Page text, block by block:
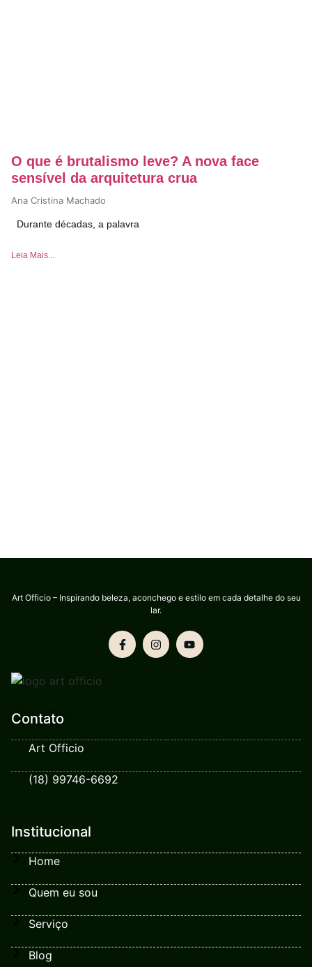
O que é brutalismo leve? A nova face
sensível da arquitetura crua
Ana Cristina Machado
Durante décadas, a palavra
Leia Mais...
Art Officio – Inspirando beleza, aconchego e estilo em cada detalhe do seu
lar.
Contato
Art Officio
(18) 99746-6692
Institucional
Home
Quem eu sou
Serviço
Blog